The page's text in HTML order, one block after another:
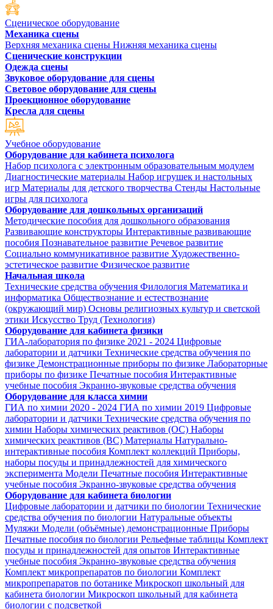
Сценическое оборудование
Механика сцены
Верхняя механика сцены Нижняя механика сцены
Сценические конструкции
Одежда сцены
Звуковое оборудование для сцены
Световое оборудование для сцены
Проекционное оборудование
Кресла для сцены
Учебное оборудование
Оборудование для кабинета психолога
Набор психолога с электронным образовательным модулем
Диагностические материалы Набор игрушек и настольных
игр Материалы для детского творчества Стенды Настольные
игры для психолога
Оборудование для дошкольных организаций
Методические пособия для дошкольного образования
Развивающие конструкторы Интерактивные развивающие
пособия Познавательное развитие Речевое развитие
Социально коммуникативное развитие Художественно-
эстетическое развитие Физическое развитие
Начальная школа
Технические средства обучения Филология Математика и
информатика Обществознание и естествознание
(окружающий мир) Основы религиозных культур и светской
этики Искусство Труд (Технология)
Оборудование для кабинета физики
ГИА-лаборатория по физике 2021 - 2024 Цифровые
лаборатории и датчики Технические средства обучения по
физике Демонстрационные приборы по физике Лабораторные
приборы по физике Печатные пособия Интерактивные
учебные пособия Экранно-звуковые средства обучения
Оборудование для класса химии
ГИА по химии 2020 - 2024 ГИА по химии 2019 Цифровые
лаборатории и датчики Технические средства обучения по
химии Наборы химических реактивов (ОС) Наборы
химических реактивов (ВС) Материалы Натурально-
интерактивные пособия Комплект коллекций Приборы,
наборы посуды и принадлежностей для химического
эксперимента Модели Печатные пособия Интерактивные
учебные пособия Экранно-звуковые средства обучения
Оборудование для кабинета биологии
Цифровые лаборатории и датчики по биологии Технические
средства обучения по биологии Натуральные объекты
Муляжи Модели (объёмные) демонстрационные Приборы
Печатные пособия по биологии Рельефные таблицы Комплект
посуды и принадлежностей для опытов Интерактивные
учебные пособия Экранно-звуковые средства обучения
Комплект микропрепаратов по биологии Комплект
микропрепаратов по ботанике Микроскоп школьный для
кабинета биологии Микроскоп школьный для кабинета
биологии с подсветкой